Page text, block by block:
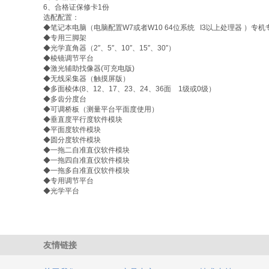
6、合格证保修卡1份
选配配置：
◆笔记本电脑（电脑配置W7或者W10 64位系统 I3以上处理器 ）专机
◆专用三脚架
◆光学直角器（2″、5″、10″、15″、30″）
◆棱镜调节平台
◆激光辅助找像器(可充电版)
◆无线采集器（触摸屏版）
◆多面棱体(8、12、17、23、24、36面 1级或0级）
◆多齿分度台
◆可调桥板（测量平台平面度使用）
◆垂直度平行度软件模块
◆平面度软件模块
◆圆分度软件模块
◆一拖二自准直仪软件模块
◆一拖四自准直仪软件模块
◆一拖多自准直仪软件模块
◆专用调节平台
◆光学平台
友情链接